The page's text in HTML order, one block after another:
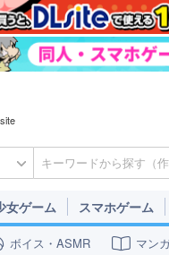
女ゲーム スマホゲーム
ボイス・ASMR マン